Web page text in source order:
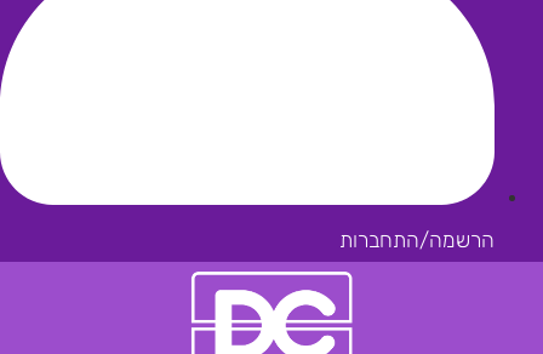
הרשמה/התחברות